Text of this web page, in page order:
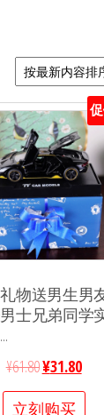
物送男生男
士兄弟同学
¥61.80¥31.80
立刻购买